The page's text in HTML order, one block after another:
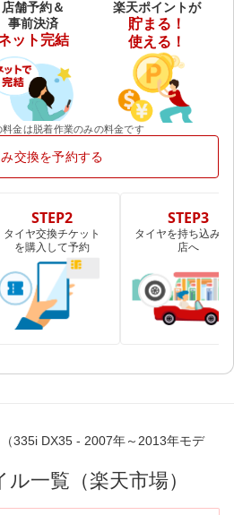
店舗予約＆
事前決済
ット完結
楽天ポイントが
貯まる！
使える！
金は脱着作業のみの料金です
交換を予約する
STEP2
タイヤ交換チケット
を購入して予約
STEP3
タイヤを持ち込み取
店へ
335i DX35 - 2007年～2013年モデ
一覧（楽天市場）